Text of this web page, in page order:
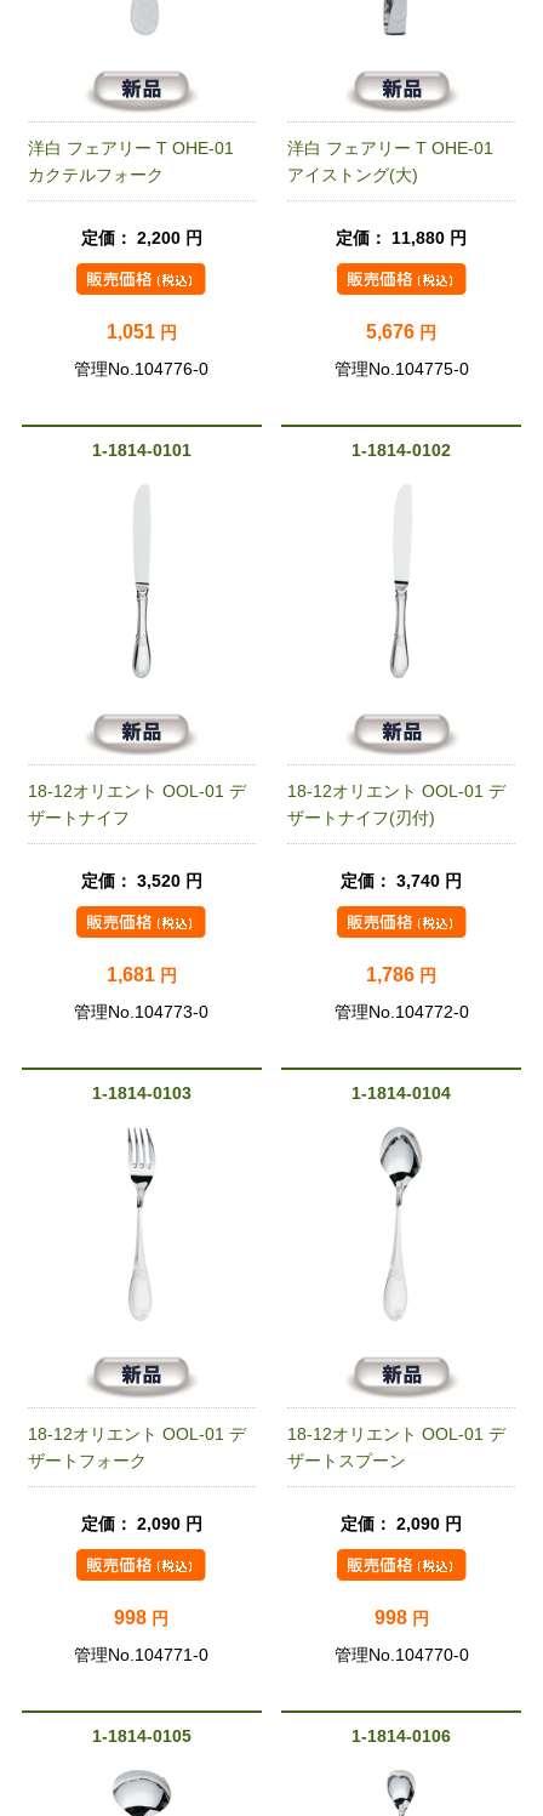
洋白 フェアリー T OHE-01
カクテルフォーク
定価： 2,200 円
1,051 円
管理No.104776-0
洋白 フェアリー T OHE-01
アイストング(大)
定価： 11,880 円
5,676 円
管理No.104775-0
1-1814-0101
18-12オリエント OOL-01 デ
ザートナイフ
定価： 3,520 円
1,681 円
管理No.104773-0
1-1814-0102
18-12オリエント OOL-01 デ
ザートナイフ(刃付)
定価： 3,740 円
1,786 円
管理No.104772-0
1-1814-0103
18-12オリエント OOL-01 デ
ザートフォーク
定価： 2,090 円
998 円
管理No.104771-0
1-1814-0104
18-12オリエント OOL-01 デ
ザートスプーン
定価： 2,090 円
998 円
管理No.104770-0
1-1814-0105 1-1814-0106